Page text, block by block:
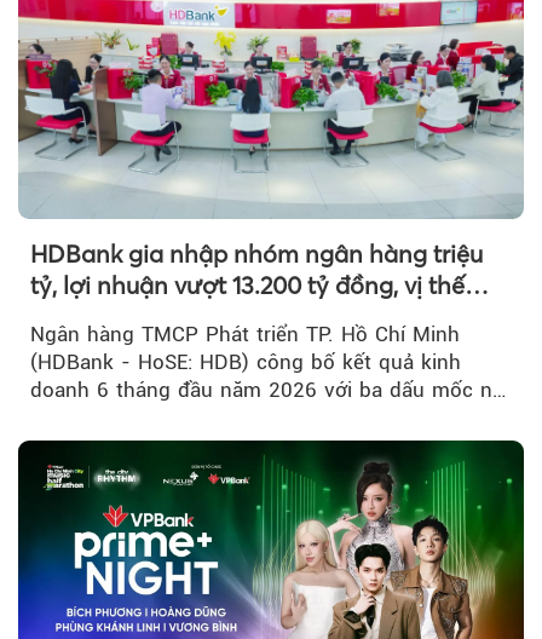
HDBank gia nhập nhóm ngân hàng triệu
tỷ, lợi nhuận vượt 13.200 tỷ đồng, vị thế
mới trên thị trường vốn quốc tế
Ngân hàng TMCP Phát triển TP. Hồ Chí Minh
(HDBank - HoSE: HDB) công bố kết quả kinh
doanh 6 tháng đầu năm 2026 với ba dấu mốc nổi